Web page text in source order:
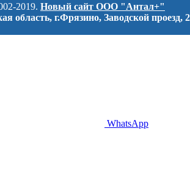
2019. Новый сайт ООО "Антал+"
область, г.Фрязино, Заводской проезд, 2
WhatsApp